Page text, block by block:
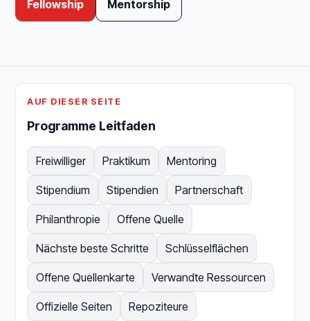
Fellowship Mentorship
AUF DIESER SEITE
Programme Leitfaden
Freiwilliger Praktikum Mentoring
Stipendium Stipendien Partnerschaft
Philanthropie Offene Quelle
Nächste beste Schritte Schlüsselflächen
Offene Quellenkarte Verwandte Ressourcen
Offizielle Seiten Repoziteure